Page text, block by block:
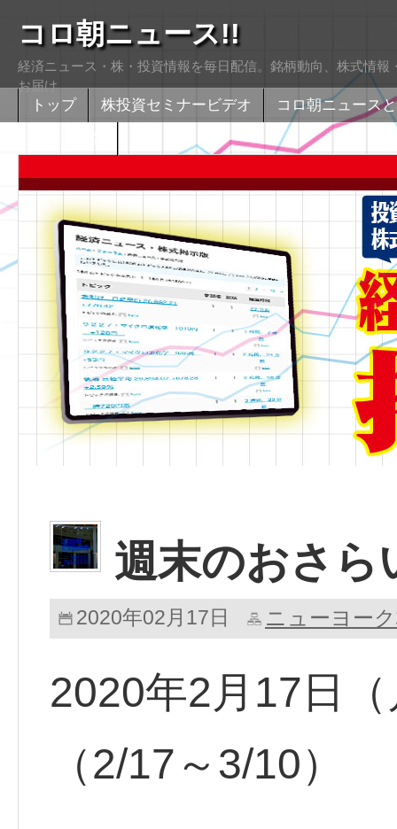
コロ朝ニュース!!
経済ニュース・株・投資情報を毎日配信。銘柄動向、株式情
お届け
トップ 株投資セミナービデオ
コロ朝ニュース
週末のおさら
2020年02月17日 ニューヨー
2020年2月17日
（2/17～3/10）